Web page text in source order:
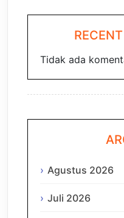
Tidak ada
Agustus 2026
Juli 2026